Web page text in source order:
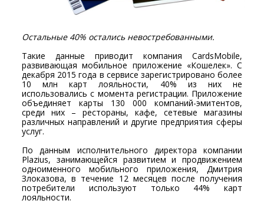
Остальные 40% остались невостребованными.
Такие данные приводит компания CardsMobile,
развивающая мобильное приложение «Кошелек». С
декабря 2015 года в сервисе зарегистрировано более
10 млн карт лояльности, 40% из них не
использовались с момента регистрации. Приложение
объединяет карты 130 000 компаний-эмитентов,
среди них – рестораны, кафе, сетевые магазины
различных направлений и другие предприятия сферы
услуг.
По данным исполнительного директора компании
Plazius, занимающейся развитием и продвижением
одноименного мобильного приложения, Дмитрия
Злоказова, в течение 12 месяцев после получения
потребители используют только 44% карт
лояльности.